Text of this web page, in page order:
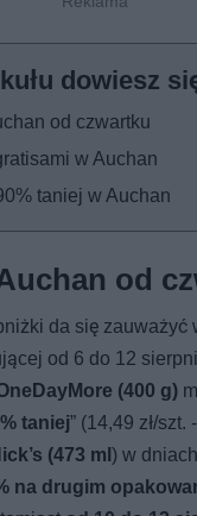
od czwartku
w Auchan
taniej w Auchan
od
da się zauważyć
od 6 do 12
(400 g)
taniej” (14,49 zł/szt.
(473 ml) w dniach
na drugim